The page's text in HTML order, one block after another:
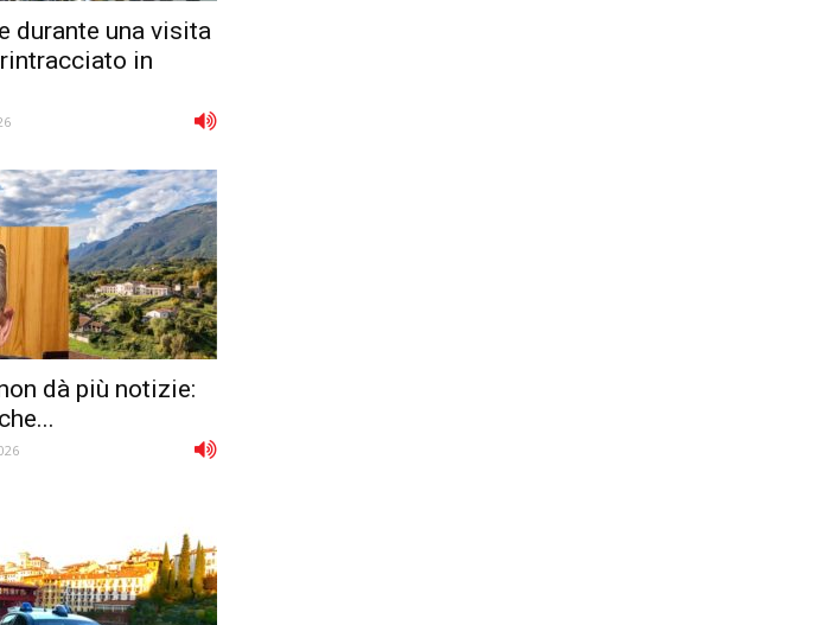
durante una visita
in
dà più notizie: